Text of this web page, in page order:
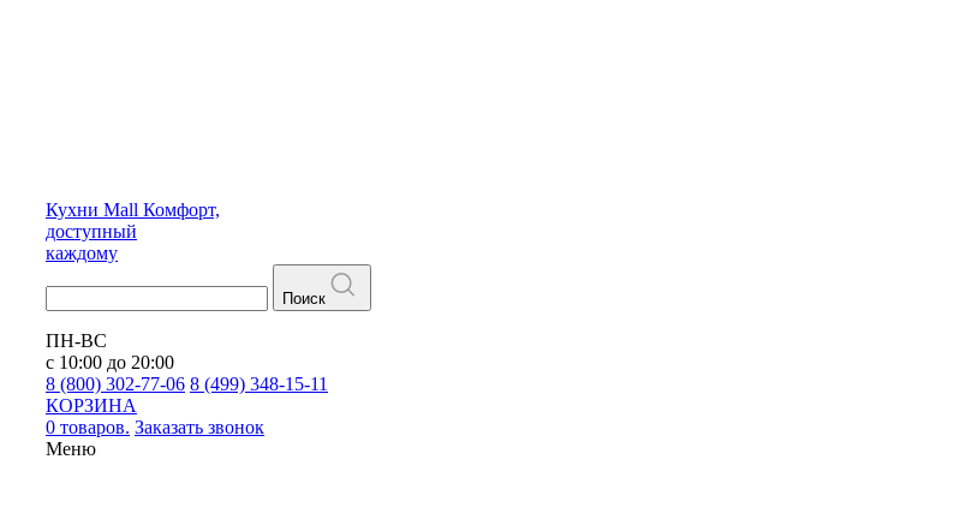
Кухни Mall Комфорт,
доступный
каждому
Поиск
ПН-ВС
с 10:00 до 20:00
8 (800) 302-77-06 8 (499) 348-15-11
КОРЗИНА
0 товаров. Заказать звонок
Меню